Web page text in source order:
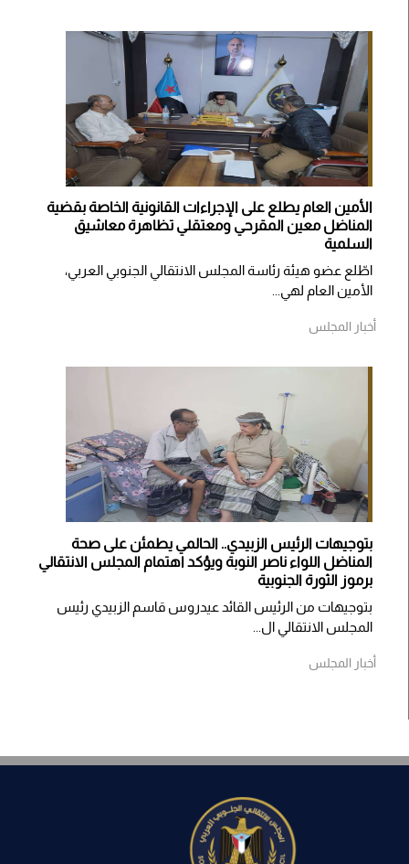
الأمين العام يطلع على الإجراءات القانونية الخاصة بقضية
المناضل معين المقرحي ومعتقلي تظاهرة معاشيق
السلمية
اطّلع عضو هيئة رئاسة المجلس الانتقالي الجنوبي العربي،
الأمين العام لهي...
أخبار المجلس
بتوجيهات الرئيس الزبيدي.. الحالمي يطمئن على صحة
المناضل اللواء ناصر النوبة ويؤكد اهتمام المجلس الانتقالي
برموز الثورة الجنوبية
بتوجيهات من الرئيس القائد عيدروس قاسم الزبيدي رئيس
المجلس الانتقالي ال...
أخبار المجلس